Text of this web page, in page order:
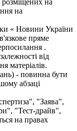
на
« Новини України
пряме
.
від
матеріалів.
- повинна бути
абзаці
"Заява",
"Тест-драйв",
на правах